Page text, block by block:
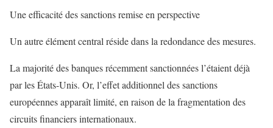
Une efficacité des sanctions remise en perspective
Un autre élément central réside dans la redondance des mesures.
La majorité des banques récemment sanctionnées l’étaient déjà
par les États-Unis. Or, l’effet additionnel des sanctions
européennes apparaît limité, en raison de la fragmentation des
circuits financiers internationaux.